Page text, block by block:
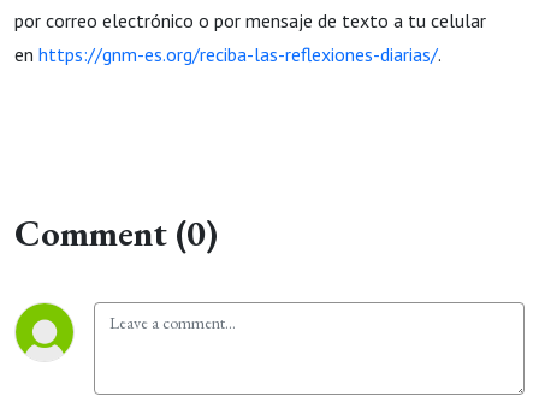
por correo electrónico o por mensaje de texto a tu celular
en https://gnm-es.org/reciba-las-reflexiones-diarias/.
Comment (0)